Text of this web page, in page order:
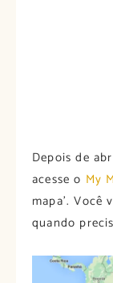
Depois de
acesse o My
mapa’. Você
quando